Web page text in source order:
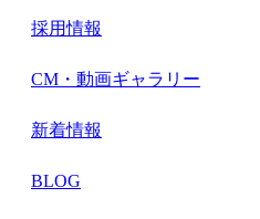
採用情報
CM・動画ギャラリー
新着情報
BLOG